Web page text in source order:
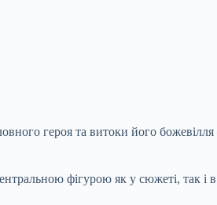
героя та витоки його
фігурою як у сюжеті, так і